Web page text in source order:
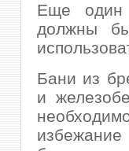
Еще один
должны
Бани из
и